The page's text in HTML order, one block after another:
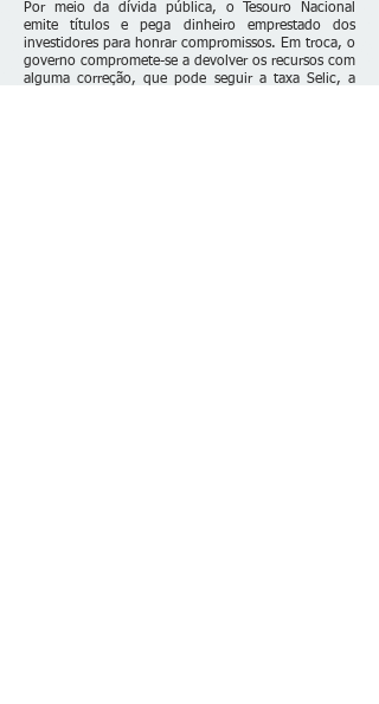
Por meio da dívida pública, o Tesouro Nacional
emite títulos e pega dinheiro emprestado dos
investidores para honrar compromissos. Em troca, o
governo compromete-se a devolver os recursos com
alguma correção, que pode seguir a taxa Selic, a